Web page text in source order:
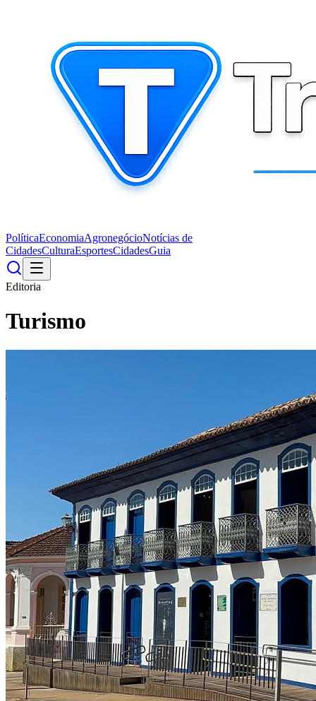
PolíticaEconomiaAgronegócioNotícias de
CidadesCulturaEsportesCidadesGuia
Editoria
Turismo